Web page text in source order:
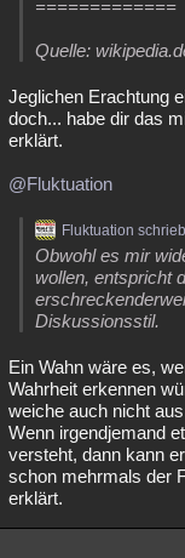
=============
Quelle:
Jeglichen Erachtung
doch... habe dir das
erklärt.
@Fluktuation
Fluktuation
Obwohl es mir
wollen, entspricht
Diskussionsstil.
Ein Wahn wäre es,
Wahrheit erkennen
weiche auch nicht
Wenn irgendjemand
versteht, dann kann
schon mehrmals der
erklärt.